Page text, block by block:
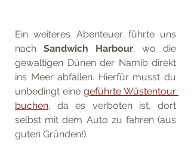
Ein weiteres Abenteuer führte uns
nach Sandwich Harbour, wo die
gewaltigen Dünen der Namib direkt
ins Meer abfallen. Hierfür musst du
unbedingt eine geführte Wüstentour
buchen, da es verboten ist, dort
selbst mit dem Auto zu fahren (aus
guten Gründen!).